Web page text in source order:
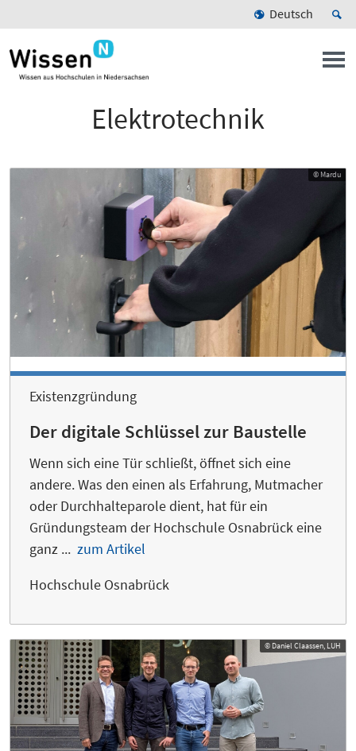
Deutsch
Elektrotechnik
© Mardu
Existenzgründung
Der digitale Schlüssel zur Baustelle
Wenn sich eine Tür schließt, öffnet sich eine
andere. Was den einen als Erfahrung, Mutmacher
oder Durchhalteparole dient, hat für ein
Gründungsteam der Hochschule Osnabrück eine
ganz ... zum Artikel
Hochschule Osnabrück
© Daniel Claassen, LUH